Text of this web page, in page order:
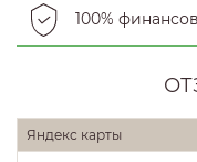
100%
Яндекс карты